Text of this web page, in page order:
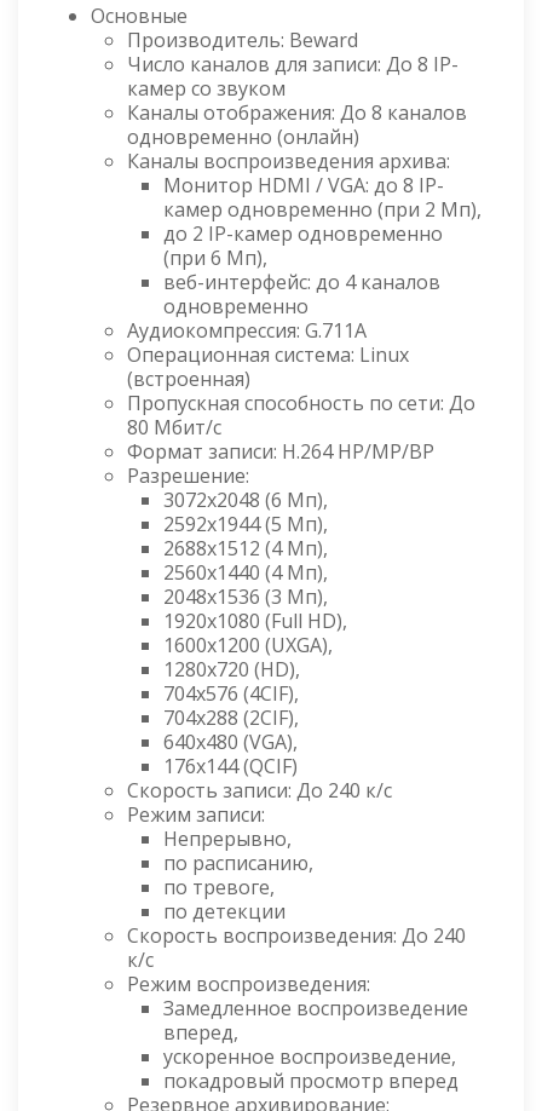
Основные
Производитель: Beward
Число каналов для записи: До 8 IP-
камер со звуком
Каналы отображения: До 8 каналов
одновременно (онлайн)
Каналы воспроизведения архива:
Монитор HDMI / VGA: до 8 IP-
камер одновременно (при 2 Мп),
до 2 IP-камер одновременно
(при 6 Мп),
веб-интерфейс: до 4 каналов
одновременно
Аудиокомпрессия: G.711A
Операционная система: Linux
(встроенная)
Пропускная способность по сети: До
80 Мбит/с
Формат записи: H.264 HP/MP/BP
Разрешение:
3072x2048 (6 Мп),
2592х1944 (5 Мп),
2688x1512 (4 Мп),
2560x1440 (4 Мп),
2048x1536 (3 Мп),
1920x1080 (Full HD),
1600х1200 (UXGA),
1280x720 (HD),
704x576 (4CIF),
704x288 (2CIF),
640x480 (VGA),
176x144 (QCIF)
Скорость записи: До 240 к/с
Режим записи:
Непрерывно,
по расписанию,
по тревоге,
по детекции
Скорость воспроизведения: До 240
к/с
Режим воспроизведения:
Замедленное воспроизведение
вперед,
ускоренное воспроизведение,
покадровый просмотр вперед
Резервное архивирование: